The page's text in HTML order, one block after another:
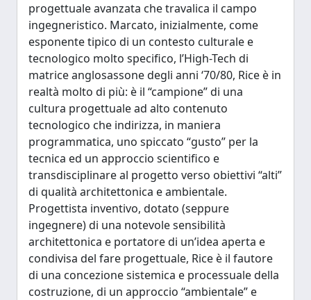
progettuale avanzata che travalica il campo
ingegneristico. Marcato, inizialmente, come
esponente tipico di un contesto culturale e
tecnologico molto specifico, l’High-Tech di
matrice anglosassone degli anni ‘70/80, Rice è in
realtà molto di più: è il “campione” di una
cultura progettuale ad alto contenuto
tecnologico che indirizza, in maniera
programmatica, uno spiccato “gusto” per la
tecnica ed un approccio scientifico e
transdisciplinare al progetto verso obiettivi “alti”
di qualità architettonica e ambientale.
Progettista inventivo, dotato (seppure
ingegnere) di una notevole sensibilità
architettonica e portatore di un’idea aperta e
condivisa del fare progettuale, Rice è il fautore
di una concezione sistemica e processuale della
costruzione, di un approccio “ambientale” e